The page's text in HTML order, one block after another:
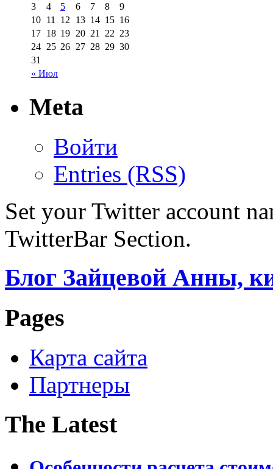
« Июл
3
4 5 6 7 8
9
10 11 12 13 14 15 16
17 18 19 20 21 22 23
24 25 26 27 28 29 30
31
Meta
Войти
Entries (RSS)
Set your Twitter account
TwitterBar Section.
Блог Зайцевой Анны,
Pages
Карта сайта
Партнеры
The Latest